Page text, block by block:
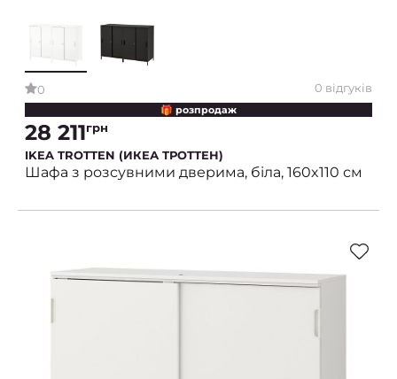
0 0 відгуків
🎁 розпродаж
28 211грн
IKEA TROTTEN (ИКЕА ТРОТТЕН)
Шафа з розсувними дверима, біла, 160x110 см